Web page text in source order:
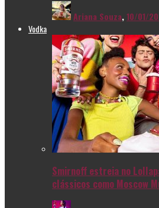
Ariana Souza,10/01/
Vodka
Smirnoff estreia no
clássicos como Moscow